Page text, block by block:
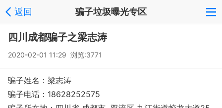
返回 骗子垃圾曝光专区
四川成都骗子之梁志涛
2020-02-01 11:29 浏览:3771
骗子姓名：梁志涛
骗子电话：18628252575